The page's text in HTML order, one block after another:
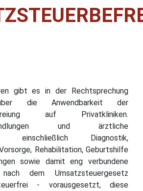
gibt es in der Rechtsprechung
die Anwendbarkeit der
auf Privatkliniken.
und ärztliche
einschließlich Diagnostik,
Rehabilitation, Geburtshilfe
sowie damit eng verbundene
dem Umsatzsteuergesetz
- vorausgesetzt, diese